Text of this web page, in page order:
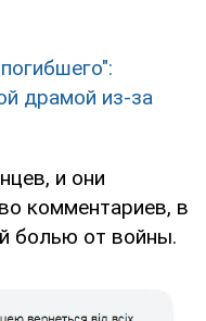
драмой из-за
и они
комментариев, в
болью от войны.